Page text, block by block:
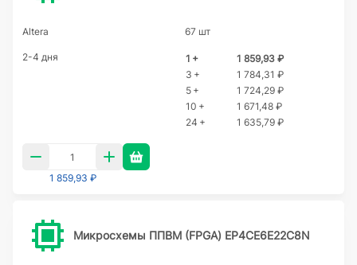
Altera 67 шт
2-4 дня 1 +
1 859,93 ₽
3 +
1 784,31 ₽
5 +
1 724,29 ₽
10 +
1 671,48 ₽
24 +
1 635,79 ₽
1 859,93 ₽
Микросхемы ППВМ (FPGA) EP4CE6E22C8N